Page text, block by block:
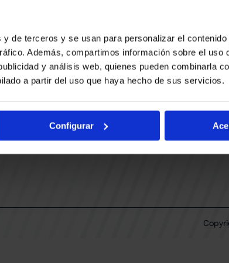
de terceros y se usan para personalizar el
Además, compartimos información sobre el uso
y análisis web, quienes pueden combinarla
a partir del uso que haya hecho de sus servicios.
Configurar
BAKH
FUNDACIÓN BASKONIA-ALAVÉS
01013 Vitoria-Gasteiz